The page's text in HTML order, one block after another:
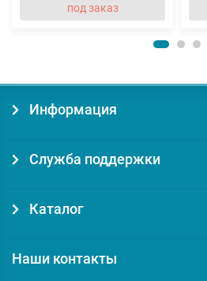
под заказ
Информация
Служба поддержки
Каталог
Наши контакты